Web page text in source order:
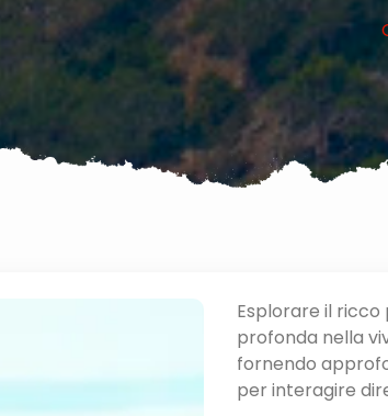
Esplorare il
profonda nella
fornendo
per interagire